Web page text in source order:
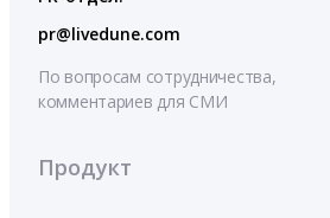
pr@livedune.com
По вопросам сотрудничества,
комментариев для СМИ
Продукт